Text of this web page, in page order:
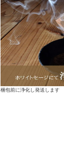
梱包前に浄化し発送します